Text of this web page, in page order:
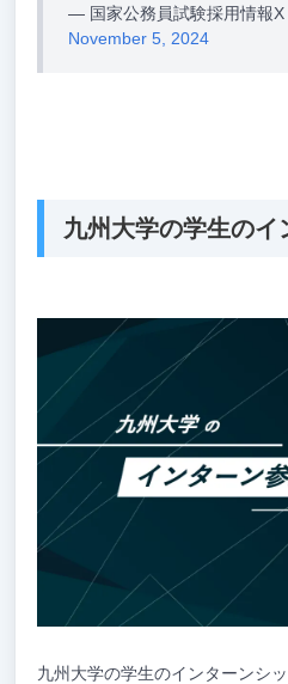
— 国家公務員試験採用情報X
November 5, 2024
九州大学の学生のイ
九州大学の学生のインターンシ